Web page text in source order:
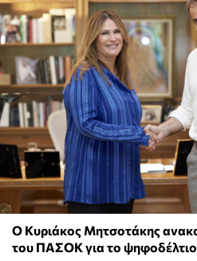
Ο Κυριάκος Μητσοτάκης
του ΠΑΣΟΚ για το